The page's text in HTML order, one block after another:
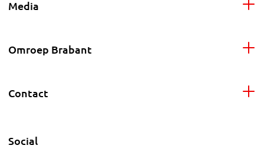
Media
Omroep Brabant
Contact
Social